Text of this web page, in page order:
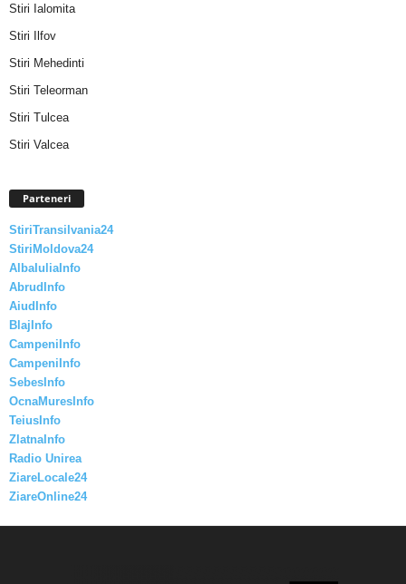
Stiri Ialomita
Stiri Ilfov
Stiri Mehedinti
Stiri Teleorman
Stiri Tulcea
Stiri Valcea
Parteneri
StiriTransilvania24
StiriMoldova24
AlbaIuliaInfo
AbrudInfo
AiudInfo
BlajInfo
CampeniInfo
CampeniInfo
SebesInfo
OcnaMuresInfo
TeiusInfo
ZlatnaInfo
Radio Unirea
ZiareLocale24
ZiareOnline24